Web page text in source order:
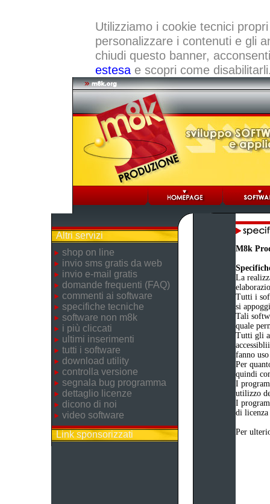
Utilizziamo i cookie tecnici
personalizzare i contenuti e gli
chiudi questo banner,
estesae scopri come
Altri servizi
shop on line
invio sms gratis da web
invio e-mail gratis
domande frequenti (FAQ)
commenti ai software
specifiche tecniche
software non m8k
i più cliccati
ultimi inserimenti
tutti i software
download utility
controlla versione
segnala bug programma
dettaglio licenze
dicono di noi
video software
Link sponsorizzati
M8k
La
Tutti i
si
Tali
quale
Tutti gli
fanno uso
Per
quindi
I
utilizzo
I
di licenza
Per